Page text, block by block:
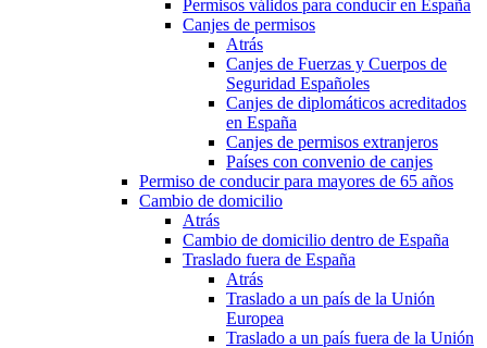
Permisos válidos para conducir en España
Canjes de permisos
Atrás
Canjes de Fuerzas y Cuerpos de
Seguridad Españoles
Canjes de diplomáticos acreditados
en España
Canjes de permisos extranjeros
Países con convenio de canjes
Permiso de conducir para mayores de 65 años
Cambio de domicilio
Atrás
Cambio de domicilio dentro de España
Traslado fuera de España
Atrás
Traslado a un país de la Unión
Europea
Traslado a un país fuera de la Unión